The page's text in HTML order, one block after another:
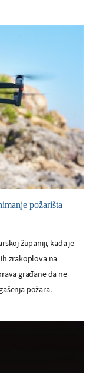
požarišta
županiji, kada je
zrakoplova na
građane da ne
požara.